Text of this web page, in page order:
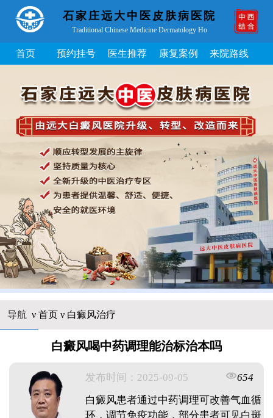
石家庄远大中医皮肤病医院
Traditional Chinese Medicine Dermatology Ho
首页 预约挂号 医生推荐 康复案例 来院路线
导航 ν 首页ν 白癜风治疗
白癜风喝中药调理能治标治本吗
发布时间：2025-09-05
654
白癜风患者通过中药调理可改善气血循
环，调节免疫功能，部分患者可见白斑